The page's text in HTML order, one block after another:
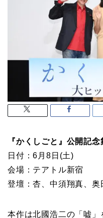
『かくしごと』公開記
日付：6月8日(土)
会場：テアトル新宿
登壇：杏、中須翔真、
本作は北國浩二の「嘘